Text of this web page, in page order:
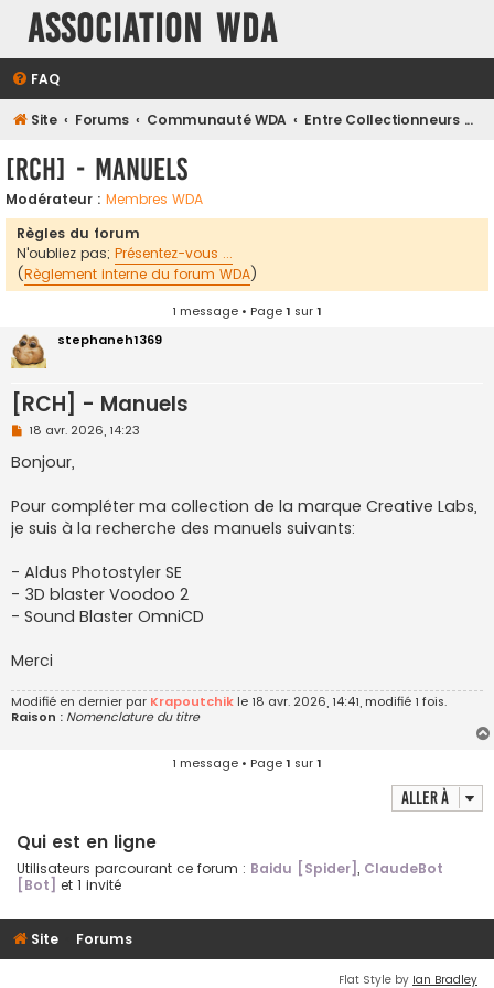
Association WDA
FAQ
Site Forums Communauté WDA Entre Collectionneurs ...
[RCH] - Manuels
Modérateur : Membres WDA
Règles du forum
N'oubliez pas; Présentez-vous ...
(Règlement interne du forum WDA)
1 message • Page1 sur1
stephaneh1369
[RCH] - Manuels
M
s
s
g
e
n
l
u
18 avr. 2026, 14:23
Bonjour,
Pour compléter ma collection de la marque Creative Labs,
je suis à la recherche des manuels suivants:
- Aldus Photostyler SE
- 3D blaster Voodoo 2
- Sound Blaster OmniCD
Merci
Modifié en dernier par Krapoutchik le 18 avr. 2026, 14:41, modifié 1 fois.
Raison : Nomenclature du titre
1 message • Page1 sur1
Aller à
Qui est en ligne
Utilisateurs parcourant ce forum : Baidu [Spider], ClaudeBot
[Bot] et 1 invité
Site Forums
Flat Style by Ian Bradley